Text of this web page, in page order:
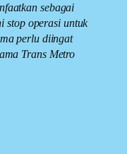
sebagai
stop operasi untuk
perlu diingat
Trans Metro